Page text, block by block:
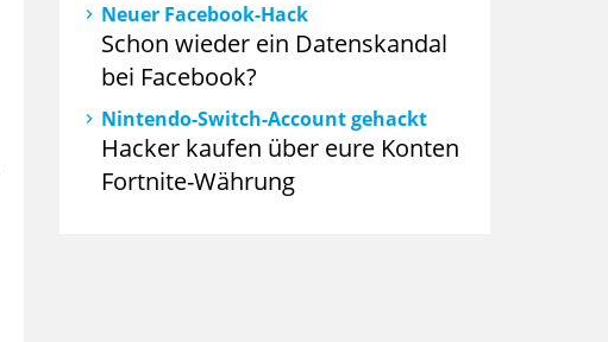
Neuer Facebook-Hack
Schon wieder ein Datenskandal
bei Facebook?
Nintendo-Switch-Account gehackt
Hacker kaufen über eure Konten
Fortnite-Währung